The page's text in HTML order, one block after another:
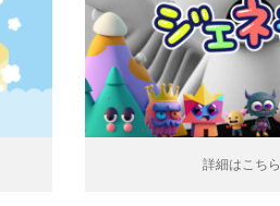
詳細はこちら
詳細はこちら